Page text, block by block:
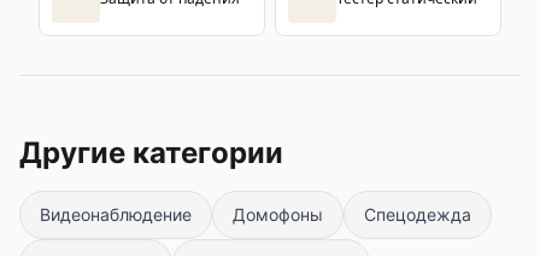
Другие категории
Видеонаблюдение Домофоны Спецодежда